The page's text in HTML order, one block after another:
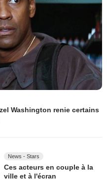
Washington renie certains
News - Stars
Ces acteurs en couple à la
ville et à l'écran